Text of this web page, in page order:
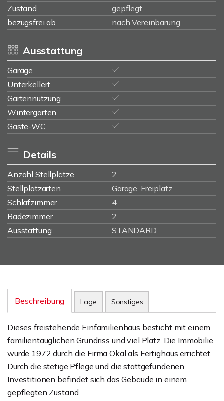
Zustand
gepflegt
bezugsfrei ab
nach Vereinbarung
Ausstattung
Garage
Unterkellert
Gartennutzung
Wintergarten
Gäste-WC
Details
Anzahl Stellplätze
2
Stellplatzarten
Garage, Freiplatz
Schlafzimmer
4
Badezimmer
2
Ausstattung
STANDARD
Beschreibung Lage Sonstiges
Dieses freistehende Einfamilienhaus besticht mit einem
familientauglichen Grundriss und viel Platz. Die Immobilie
wurde 1972 durch die Firma Okal als Fertighaus errichtet.
Durch die stetige Pflege und die stattgefundenen
Investitionen befindet sich das Gebäude in einem
gepflegten Zustand.